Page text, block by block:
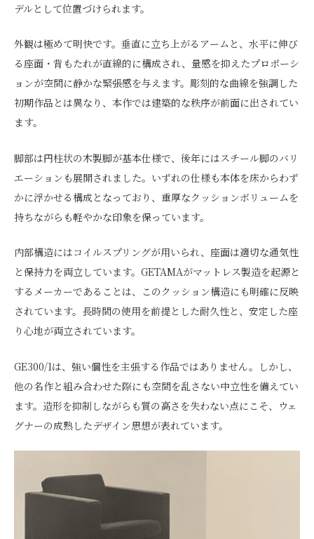
デルとして位置づけられます。
外観は極めて明快です。垂直に立ち上がるアームと、水平に伸び
る座面・背もたれが直線的に構成され、量感を抑えたプロポーシ
ョンが空間に静かな緊張感を与えます。彫刻的な曲線を強調した
初期作品とは異なり、本作では建築的な秩序が前面に出されてい
ます。
脚部は円柱状の木製脚が基本仕様で、後年にはスチール脚のバリ
エーションも展開されました。いずれの仕様も本体を床からわず
かに浮かせる構成となっており、重厚なクッションボリュームを
持ちながらも軽やかな印象を保っています。
内部構造にはコイルスプリングが用いられ、座面は適切な通気性
と保持力を両立しています。GETAMAがマットレス製造を起源と
するメーカーであることは、このクッション構造にも明確に反映
されています。長時間の使用を前提とした耐久性と、安定した座
り心地が両立されています。
GE300/1は、強い個性を主張する作品ではありません。しかし、
他の名作と組み合わせた際にも空間を乱さない中立性を備えてい
ます。造形を抑制しながらも質の高さを失わない点にこそ、ウェ
グナーの成熟したデザイン思想が表れています。